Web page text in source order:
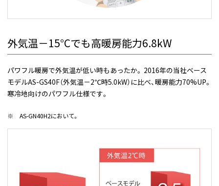
外気温－15°Cでも高暖房能力6.8kW
パワフル暖房で外気温が低い時もあったか。 2016年の当社ベース
モデルAS-GS40F（外気温－2℃時5.0kW）に比べ、暖房能力70%UP。
寒冷地向けのパワフル仕様です。
※ AS-GN40H2において。